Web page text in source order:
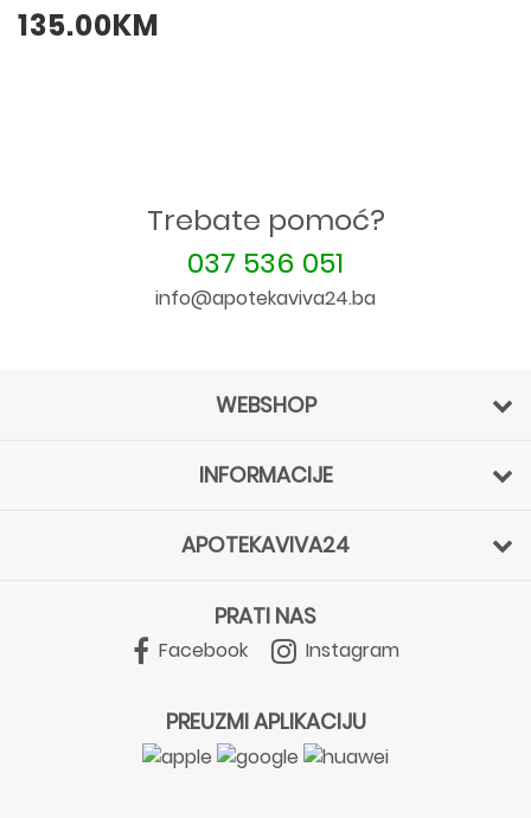
135.00KM
Trebate pomoć?
037 536 051
info@apotekaviva24.ba
WEBSHOP
INFORMACIJE
APOTEKAVIVA24
PRATI NAS
Facebook Instagram
PREUZMI APLIKACIJU